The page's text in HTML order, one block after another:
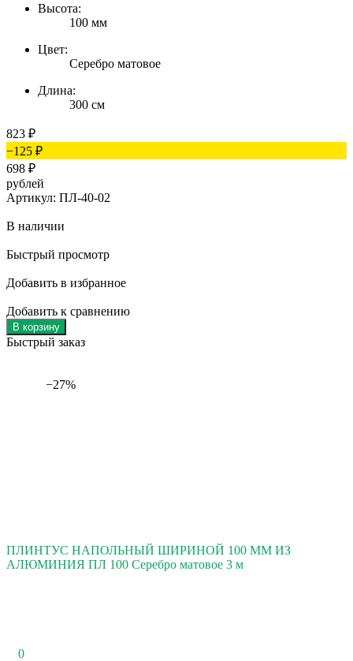
Высота:
100 мм
Цвет:
Серебро матовое
Длина:
300 см
823 ₽
−125 ₽
698 ₽
рублей
Артикул: ПЛ-40-02
В наличии
Быстрый просмотр
Добавить в избранное
Добавить к сравнению
В корзину
Быстрый заказ
−27%
ПЛИНТУС НАПОЛЬНЫЙ ШИРИНОЙ 100 ММ ИЗ
АЛЮМИНИЯ ПЛ 100 Серебро матовое 3 м
0